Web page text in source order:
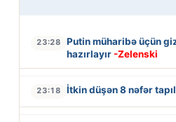
23:28
Putin müharibə üçün
hazırlayır -Zelenski
23:18 İtkin düşən 8 nəfər